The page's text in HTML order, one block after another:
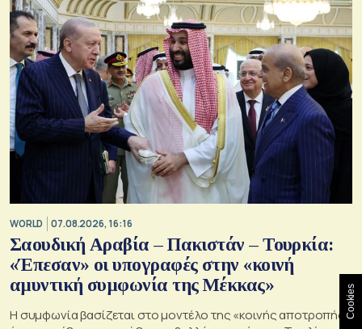
WORLD 07.08.2026, 16:16
Σαουδική Αραβία – Πακιστάν – Τουρκία:
«Έπεσαν» οι υπογραφές στην «κοινή
αμυντική συμφωνία της Μέκκας»
Η συμφωνία βασίζεται στο μοντέλο της «κοινής αποτροπής»Cookies